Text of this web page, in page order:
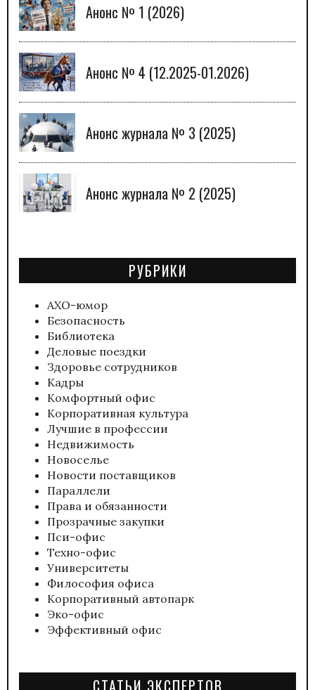
Анонс № 1 (2026)
Анонс № 4 (12.2025-01.2026)
Анонс журнала № 3 (2025)
Анонс журнала № 2 (2025)
РУБРИКИ
АХО-юмор
Безопасность
Библиотека
Деловые поездки
Здоровье сотрудников
Кадры
Комфортный офис
Корпоративная культура
Лучшие в профессии
Недвижимость
Новоселье
Новости поставщиков
Параллели
Права и обязанности
Прозрачные закупки
Пси-офис
Техно-офис
Университеты
Философия офиса
Корпоративный автопарк
Эко-офис
Эффективный офис